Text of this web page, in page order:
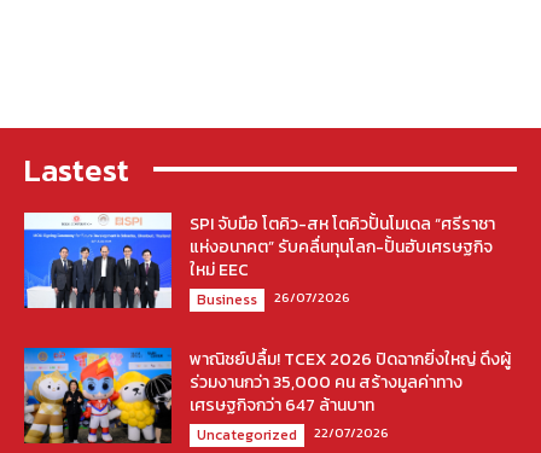
Lastest
SPI จับมือ โตคิว-สห โตคิวปั้นโมเดล “ศรีราชา
แห่งอนาคต” รับคลื่นทุนโลก-ปั้นฮับเศรษฐกิจ
ใหม่ EEC
Business 26/07/2026
พาณิชย์ปลื้ม! TCEX 2026 ปิดฉากยิ่งใหญ่ ดึงผู้
ร่วมงานกว่า 35,000 คน สร้างมูลค่าทาง
เศรษฐกิจกว่า 647 ล้านบาท
Uncategorized 22/07/2026